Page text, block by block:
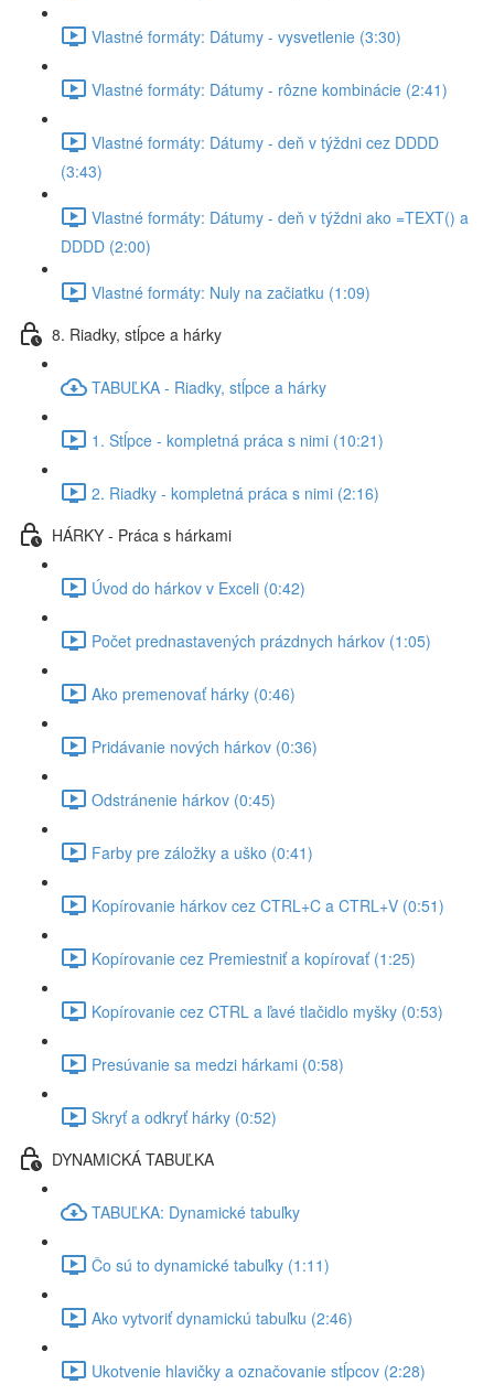
Vlastné formáty: Dátumy - vysvetlenie (3:30)
Vlastné formáty: Dátumy - rôzne kombinácie (2:41)
Vlastné formáty: Dátumy - deň v týždni cez DDDD
(3:43)
Vlastné formáty: Dátumy - deň v týždni ako =TEXT() a
DDDD (2:00)
Vlastné formáty: Nuly na začiatku (1:09)
8. Riadky, stĺpce a hárky
TABUĽKA - Riadky, stĺpce a hárky
1. Stĺpce - kompletná práca s nimi (10:21)
2. Riadky - kompletná práca s nimi (2:16)
HÁRKY - Práca s hárkami
Úvod do hárkov v Exceli (0:42)
Počet prednastavených prázdnych hárkov (1:05)
Ako premenovať hárky (0:46)
Pridávanie nových hárkov (0:36)
Odstránenie hárkov (0:45)
Farby pre záložky a uško (0:41)
Kopírovanie hárkov cez CTRL+C a CTRL+V (0:51)
Kopírovanie cez Premiestniť a kopírovať (1:25)
Kopírovanie cez CTRL a ľavé tlačidlo myšky (0:53)
Presúvanie sa medzi hárkami (0:58)
Skryť a odkryť hárky (0:52)
DYNAMICKÁ TABUĽKA
TABUĽKA: Dynamické tabuľky
Čo sú to dynamické tabuľky (1:11)
Ako vytvoriť dynamickú tabuľku (2:46)
Ukotvenie hlavičky a označovanie stĺpcov (2:28)